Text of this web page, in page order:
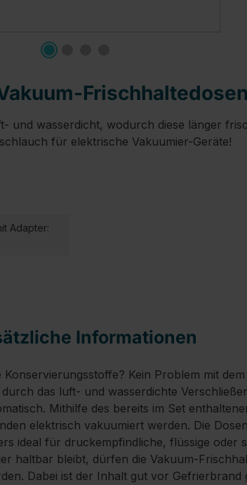
und wasserdicht, wodurch diese länger
für elektrische Vakuumier-Geräte!
Adapter:
Informationen
Kein Problem mit
das luft- und wasserdichte
Mithilfe des bereits im Set
elektrisch vakuumiert werden. Die
ideal für druckempfindliche, flüssige oder
haltbar bleibt, dürfen die Vakuum-
Dabei ist der Inhalt gut vor